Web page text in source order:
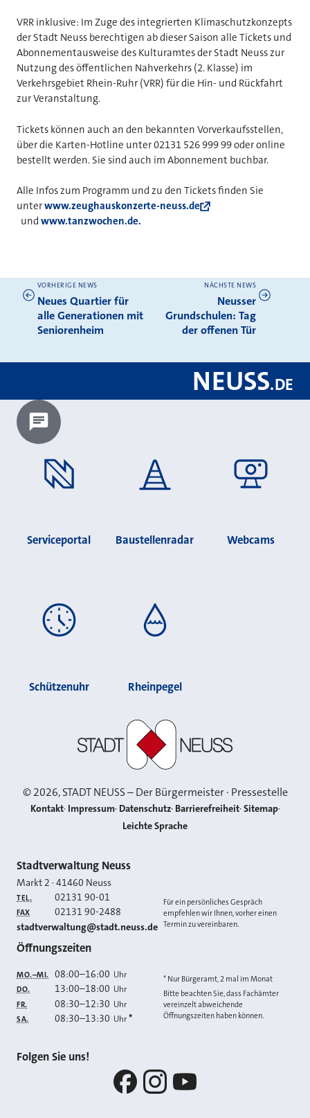
VRR inklusive: Im Zuge des integrierten Klimaschutzkonzepts
der Stadt Neuss berechtigen ab dieser Saison alle Tickets und
Abonnementausweise des Kulturamtes der Stadt Neuss zur
Nutzung des öffentlichen Nahverkehrs (2. Klasse) im
Verkehrsgebiet Rhein-Ruhr (VRR) für die Hin- und Rückfahrt
zur Veranstaltung.
Tickets können auch an den bekannten Vorverkaufsstellen,
über die Karten-Hotline unter 02131 526 999 99 oder online
bestellt werden. Sie sind auch im Abonnement buchbar.
Alle Infos zum Programm und zu den Tickets finden Sie
unterwww.zeughauskonzerte-neuss.de
und www.tanzwochen.de.
Weitere News
VORHERIGE NEWS
Neues Quartier für
alle Generationen mit
Seniorenheim
NÄCHSTE NEWS
Neusser
Grundschulen: Tag
der offenen Tür
NEUSS.DE
Chatbot laden?
Serviceportal Baustellenradar Webcams
Schützenuhr Rheinpegel
©2026, STADT NEUSS – Der Bürgermeister · Pressestelle
Kontakt Impressum Datenschutz Barrierefreiheit Sitemap
Leichte Sprache
Kontakt
Stadtverwaltung Neuss
Markt 2 ·41460 Neuss
TEL. 02131 90-01
FAX 02131 90-2488
E-MAIL
stadtverwaltung@stadt.neuss.de
Für ein persönliches Gespräch
empfehlen wir Ihnen, vorher einen
Termin zu vereinbaren.
Öffnungszeiten
MO.–MI. 08:00–16:00 Uhr
DO. 13:00–18:00 Uhr
FR. 08:30–12:30 Uhr
SA. 08:30–13:30 Uhr *
* Nur Bürgeramt, 2 mal im Monat
Bitte beachten Sie, dass Fachämter
vereinzelt abweichende
Öffnungszeiten haben können.
Folgen Sie uns!